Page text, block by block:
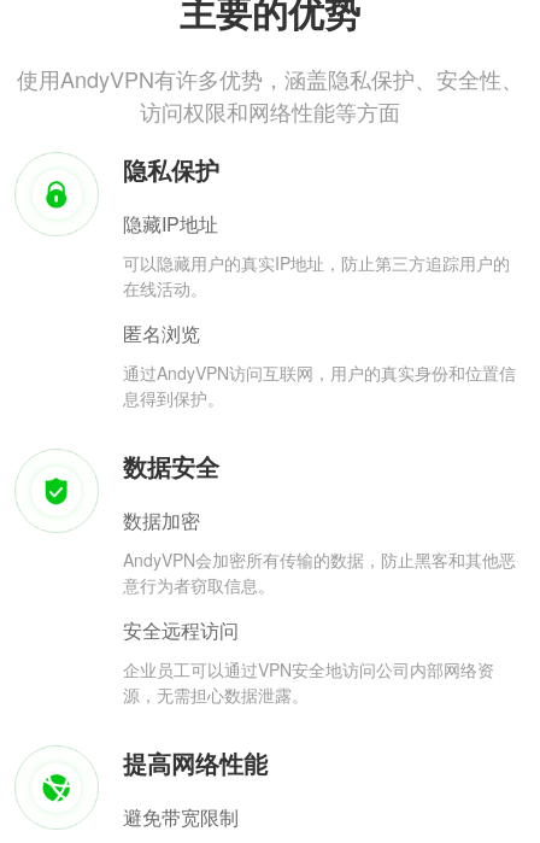
主要的优势
使用AndyVPN有许多优势，涵盖隐私保护、安全性、
访问权限和网络性能等方面
隐私保护
隐藏IP地址
可以隐藏用户的真实IP地址，防止第三方追踪用户的
在线活动。
匿名浏览
通过AndyVPN访问互联网，用户的真实身份和位置信
息得到保护。
数据安全
数据加密
AndyVPN会加密所有传输的数据，防止黑客和其他恶
意行为者窃取信息。
安全远程访问
企业员工可以通过VPN安全地访问公司内部网络资
源，无需担心数据泄露。
提高网络性能
避免带宽限制